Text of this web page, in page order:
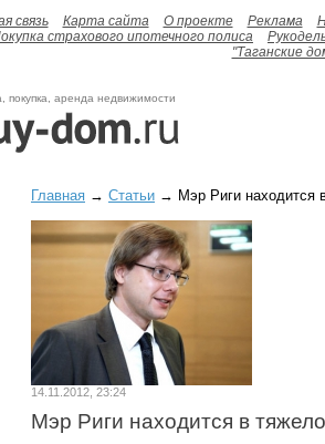
связь Карта сайта О проекте Реклама
страхового ипотечного полиса
"Таганские
покупка, аренда недвижимости
Главная → Статьи → Мэр Риги находится
14.11.2012, 23:24
Мэр Риги находится в